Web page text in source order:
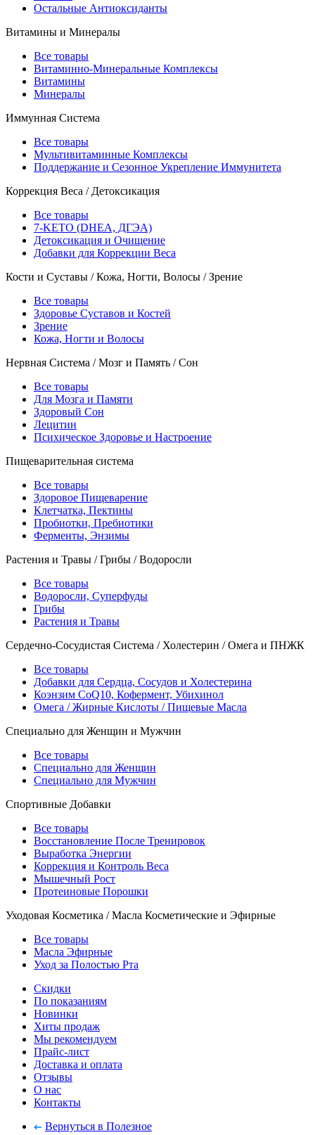
Остальные Антиоксиданты
Витамины и Минералы
Все товары
Витаминно-Минеральные Комплексы
Витамины
Минералы
Иммунная Система
Все товары
Мультивитаминные Комплексы
Поддержание и Сезонное Укрепление Иммунитета
Коррекция Веса / Детоксикация
Все товары
7-KETO (DHEA, ДГЭА)
Детоксикация и Очищение
Добавки для Коррекции Веса
Кости и Суставы / Кожа, Ногти, Волосы / Зрение
Все товары
Здоровье Суставов и Костей
Зрение
Кожа, Ногти и Волосы
Нервная Система / Мозг и Память / Сон
Все товары
Для Мозга и Памяти
Здоровый Сон
Лецитин
Психическое Здоровье и Настроение
Пищеварительная система
Все товары
Здоровое Пищеварение
Клетчатка, Пектины
Пробиотки, Пребиотики
Ферменты, Энзимы
Растения и Травы / Грибы / Водоросли
Все товары
Водоросли, Суперфуды
Грибы
Растения и Травы
Сердечно-Сосудистая Система / Холестерин / Омега и ПНЖК
Все товары
Добавки для Сердца, Сосудов и Холестерина
Коэнзим CoQ10, Кофермент, Убихинол
Омега / Жирные Кислоты / Пищевые Масла
Специально для Женщин и Мужчин
Все товары
Специально для Женщин
Специально для Мужчин
Спортивные Добавки
Все товары
Восстановление После Тренировок
Выработка Энергии
Коррекция и Контроль Веса
Мышечный Рост
Протеиновые Порошки
Уходовая Косметика / Масла Косметические и Эфирные
Все товары
Масла Эфирные
Уход за Полостью Рта
Скидки
По показаниям
Новинки
Хиты продаж
Мы рекомендуем
Прайс-лист
Доставка и оплата
Отзывы
О нас
Контакты
Вернуться в Полезное